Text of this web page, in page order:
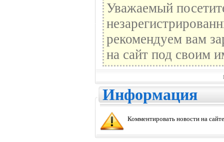
Уважаемый
рекомендуем вам
на сайт под своим
Информация
Комментировать новости на